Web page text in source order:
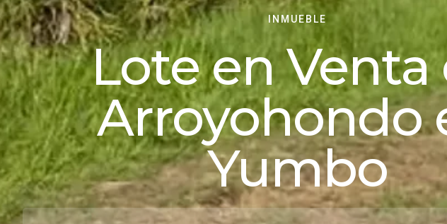
INMUEBLE
Lote en Venta
Arroyohondo
Yumbo